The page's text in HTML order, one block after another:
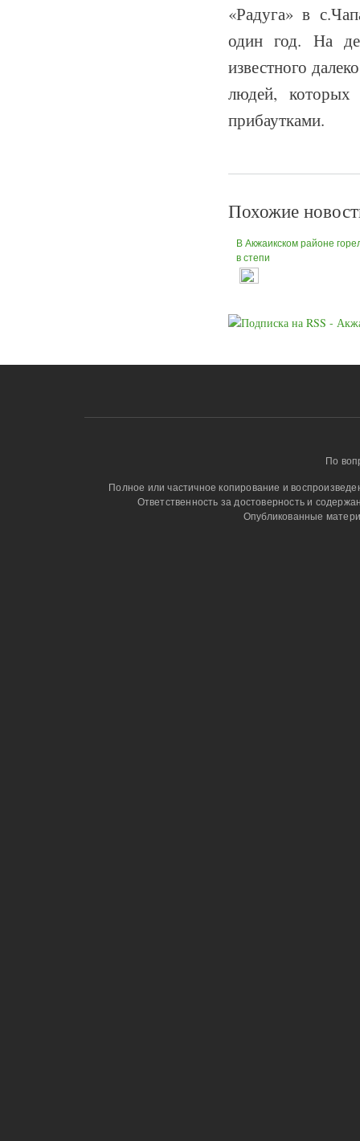
«Радуга» в
один год. На
известного
людей, которых
прибаутками.
Похожие
В Акжаикском районе
в степи
По
Полное или частичное копирование и
Ответственность за достоверность и
Опубликованные